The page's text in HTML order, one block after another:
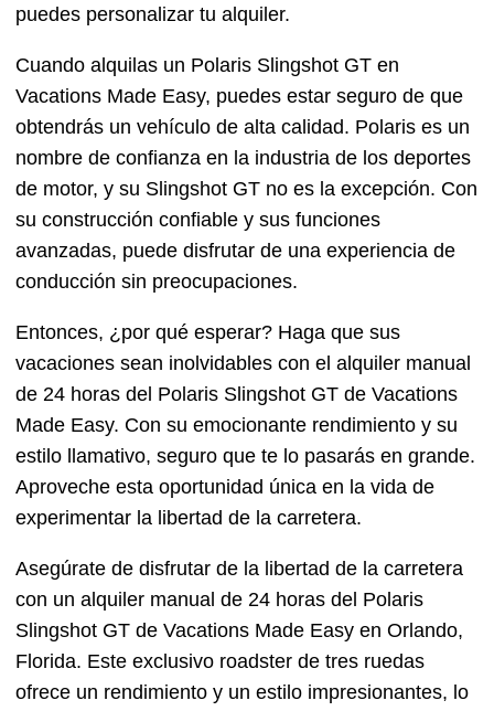
puedes personalizar tu alquiler.
Cuando alquilas un Polaris Slingshot GT en
Vacations Made Easy, puedes estar seguro de que
obtendrás un vehículo de alta calidad. Polaris es un
nombre de confianza en la industria de los deportes
de motor, y su Slingshot GT no es la excepción. Con
su construcción confiable y sus funciones
avanzadas, puede disfrutar de una experiencia de
conducción sin preocupaciones.
Entonces, ¿por qué esperar? Haga que sus
vacaciones sean inolvidables con el alquiler manual
de 24 horas del Polaris Slingshot GT de Vacations
Made Easy. Con su emocionante rendimiento y su
estilo llamativo, seguro que te lo pasarás en grande.
Aproveche esta oportunidad única en la vida de
experimentar la libertad de la carretera.
Asegúrate de disfrutar de la libertad de la carretera
con un alquiler manual de 24 horas del Polaris
Slingshot GT de Vacations Made Easy en Orlando,
Florida. Este exclusivo roadster de tres ruedas
ofrece un rendimiento y un estilo impresionantes, lo